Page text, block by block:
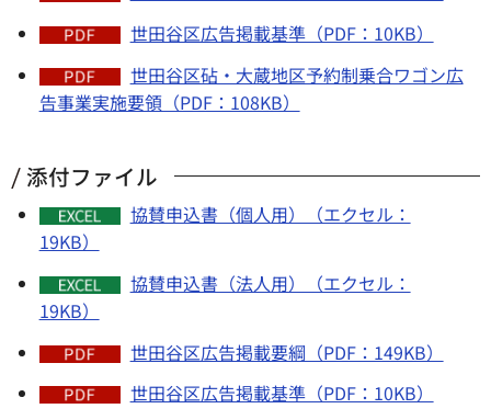
世田谷区広告掲載基準（PDF：10KB）
世田谷区砧・大蔵地区予約制乗合ワゴン広
告事業実施要領（PDF：108KB）
添付ファイル
協賛申込書（個人用）（エクセル：
19KB）
協賛申込書（法人用）（エクセル：
19KB）
世田谷区広告掲載要綱（PDF：149KB）
世田谷区広告掲載基準（PDF：10KB）